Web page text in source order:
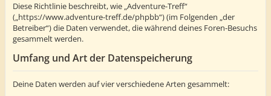
Diese Richtlinie beschreibt, wie „Adventure-Treff“
(„https://www.adventure-treff.de/phpbb“) (im Folgenden „der
Betreiber“) die Daten verwendet, die während deines Foren-Besuchs
gesammelt werden.
Umfang und Art der Datenspeicherung
Deine Daten werden auf vier verschiedene Arten gesammelt: